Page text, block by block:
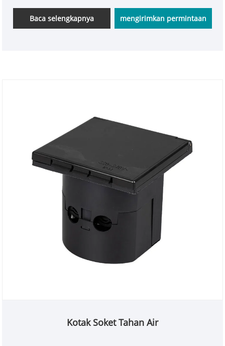
debu pada penggunaan listrik di luar dan dalam
ruangan di RV, sekaligus mempertimbangkan
Baca selengkapnya mengirimkan permintaan
Kotak Soket Tahan Air